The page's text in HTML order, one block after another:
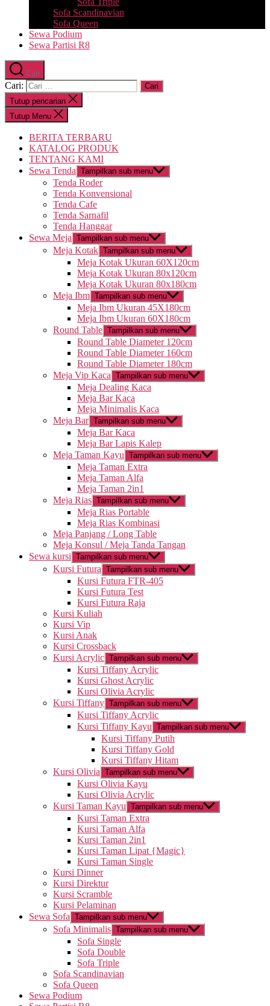
Sofa Scandinavian
Sofa Queen
Sewa Podium
Sewa Partisi R8
Cari
Cari:
Tutup pencarian
Tutup Menu
BERITA TERBARU
KATALOG PRODUK
TENTANG KAMI
Sewa Tenda Tampilkan sub menu
Tenda Roder
Tenda Konvensional
Tenda Cafe
Tenda Sarnafil
Tenda Hanggar
Sewa Meja Tampilkan sub menu
Meja Kotak Tampilkan sub menu
Meja Kotak Ukuran 60X120cm
Meja Kotak Ukuran 80x120cm
Meja Kotak Ukuran 80x180cm
Meja Ibm Tampilkan sub menu
Meja Ibm Ukuran 45X180cm
Meja Ibm Ukuran 60X180cm
Round Table Tampilkan sub menu
Round Table Diameter 120cm
Round Table Diameter 160cm
Round Table Diameter 180cm
Meja Vip Kaca Tampilkan sub menu
Meja Dealing Kaca
Meja Bar Kaca
Meja Minimalis Kaca
Meja Bar Tampilkan sub menu
Meja Bar Kaca
Meja Bar Lapis Kalep
Meja Taman Kayu Tampilkan sub menu
Meja Taman Extra
Meja Taman Alfa
Meja Taman 2in1
Meja Rias Tampilkan sub menu
Meja Rias Portable
Meja Rias Kombinasi
Meja Panjang / Long Table
Meja Konsul / Meja Tanda Tangan
Sewa kursi Tampilkan sub menu
Kursi Futura Tampilkan sub menu
Kursi Futura FTR-405
Kursi Futura Test
Kursi Futura Raja
Kursi Kuliah
Kursi Vip
Kursi Anak
Kursi Crossback
Kursi Acrylic Tampilkan sub menu
Kursi Tiffany Acrylic
Kursi Ghost Acrylic
Kursi Olivia Acrylic
Kursi Tiffany Tampilkan sub menu
Kursi Tiffany Acrylic
Kursi Tiffany Kayu Tampilkan sub menu
Kursi Tiffany Putih
Kursi Tiffany Gold
Kursi Tiffany Hitam
Kursi Olivia Tampilkan sub menu
Kursi Olivia Kayu
Kursi Olivia Acrylic
Kursi Taman Kayu Tampilkan sub menu
Kursi Taman Extra
Kursi Taman Alfa
Kursi Taman 2in1
Kursi Taman Lipat {Magic}
Kursi Taman Single
Kursi Dinner
Kursi Direktur
Kursi Scramble
Kursi Pelaminan
Sewa Sofa Tampilkan sub menu
Sofa Minimalis Tampilkan sub menu
Sofa Single
Sofa Double
Sofa Triple
Sofa Scandinavian
Sofa Queen
Sewa Podium